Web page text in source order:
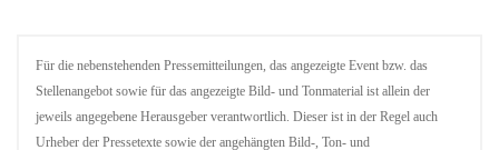
Für die nebenstehenden Pressemitteilungen, das angezeigte Event bzw. das
Stellenangebot sowie für das angezeigte Bild- und Tonmaterial ist allein der
jeweils angegebene Herausgeber verantwortlich. Dieser ist in der Regel auch
Urheber der Pressetexte sowie der angehängten Bild-, Ton- und